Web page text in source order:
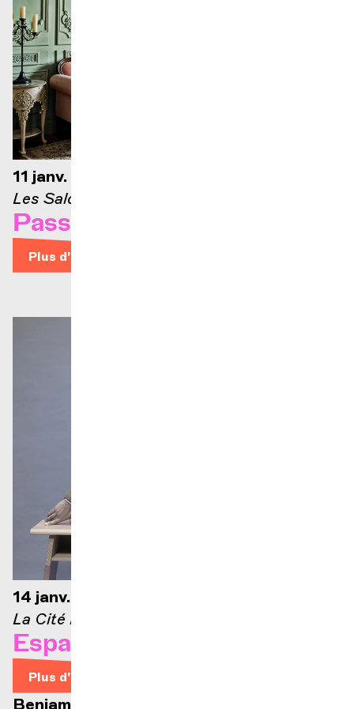
11 janv. 2027 — 12h30
Les Salons
Passons aux Salons #6
Plus d'infos
14 janv. 2027 — 19h30
La Cité Bleue
Espagne intime
Plus d'infos
Benjamin Alard